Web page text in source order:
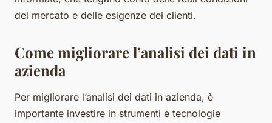
del mercato e delle esigenze dei clienti.
Come migliorare l’analisi dei dati in
azienda
Per migliorare l’analisi dei dati in azienda, è
importante investire in strumenti e tecnologie